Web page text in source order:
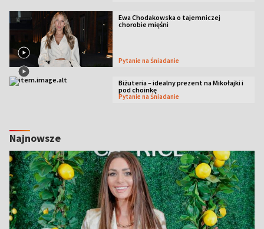
Ewa Chodakowska o tajemniczej
chorobie mięśni
Pytanie na Śniadanie
Biżuteria – idealny prezent na Mikołajki i
pod choinkę
Pytanie na Śniadanie
Najnowsze